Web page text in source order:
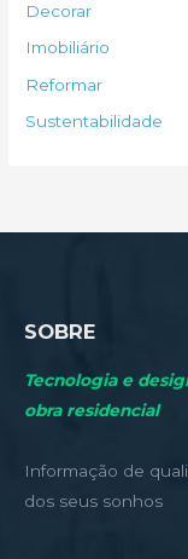
p
o
r
Decorar
Imobiliário
Reformar
Sustentabilidade
SOBRE
Tecnologia e
obra residencial
Informação de
dos seus sonhos